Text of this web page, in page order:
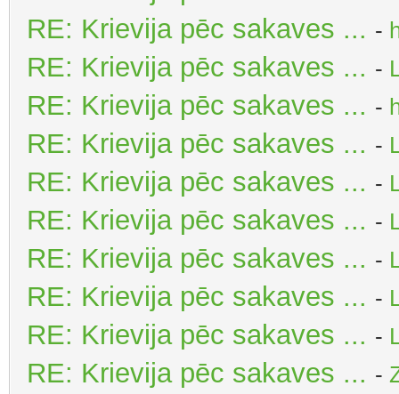
RE: Krievija pēc sakaves ... -
RE: Krievija pēc sakaves ... -
RE: Krievija pēc sakaves ... -
RE: Krievija pēc sakaves ... -
RE: Krievija pēc sakaves ... -
RE: Krievija pēc sakaves ... -
RE: Krievija pēc sakaves ... -
RE: Krievija pēc sakaves ... -
RE: Krievija pēc sakaves ... -
RE: Krievija pēc sakaves ... -